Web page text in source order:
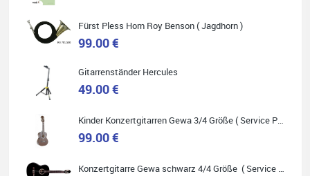
Helene Balluff
Das Musikhaus Stöppel ist super!
Ich habe eine Westerngitarre gekauft.
Die Qualität und das Preis-Leistungsverhältnis sind erstaunlich.
ich empfehle es jedem der sich ein Musikinstrument zulegen
möchte.
Fürst Pless Horn Roy Benson ( Jagdhorn )
99.00 €
Gitarrenständer Hercules
49.00 €
Kinder Konzertgitarren Gewa 3/4 Größe ( Service Preis inkl. Werkstatt Service )
99.00 €
Konzertgitarre Gewa schwarz 4/4 Größe ( Service Preis inkl. Werkstatt Service )